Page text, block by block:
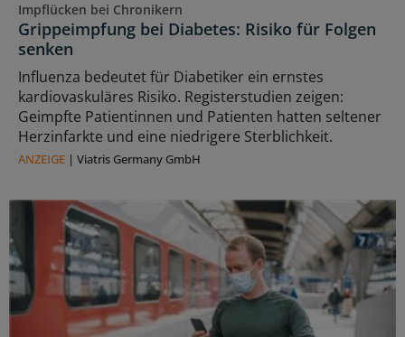
Impflücken bei Chronikern
Grippeimpfung bei Diabetes: Risiko für Folgen
senken
Influenza bedeutet für Diabetiker ein ernstes
kardiovaskuläres Risiko. Registerstudien zeigen:
Geimpfte Patientinnen und Patienten hatten seltener
Herzinfarkte und eine niedrigere Sterblichkeit.
ANZEIGE | Viatris Germany GmbH